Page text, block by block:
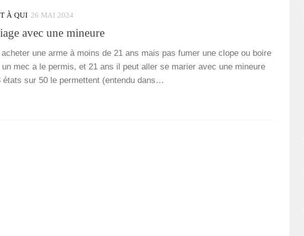
À QUI 26 MAI 2024
avec une mineure
une arme à moins de 21 ans mais pas fumer une clope ou boire
un mec a le per­mis, et 21 ans il peut aller se marier avec une mineure
états sur 50 le per­mettent (enten­du dans…